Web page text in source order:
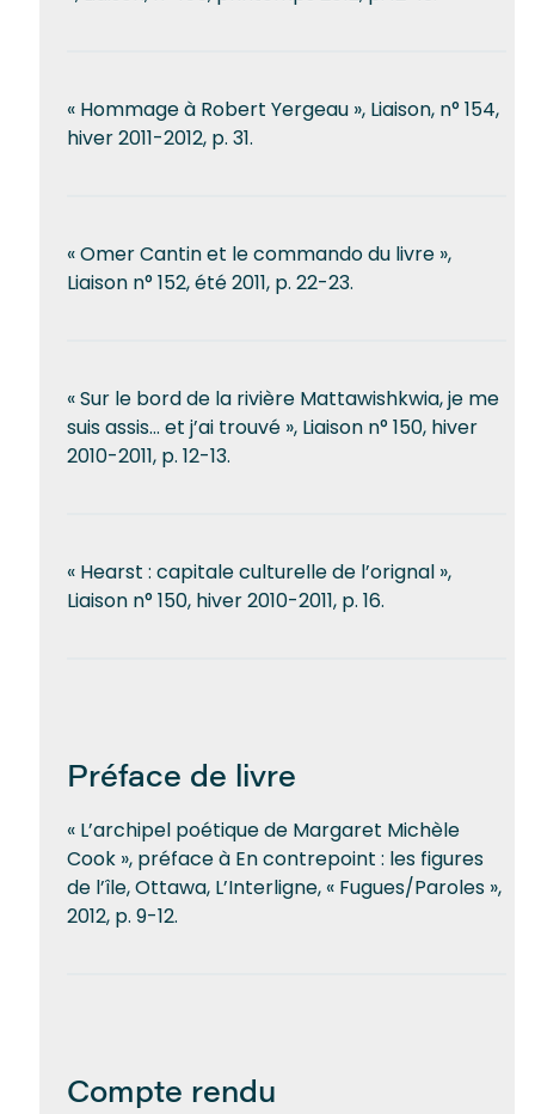
« Hommage à Robert Yergeau », Liaison, n° 154,
hiver 2011-2012, p. 31.
« Omer Cantin et le commando du livre »,
Liaison n° 152, été 2011, p. 22-23.
« Sur le bord de la rivière Mattawishkwia, je me
suis assis… et j’ai trouvé », Liaison n° 150, hiver
2010-2011, p. 12-13.
« Hearst : capitale culturelle de l’orignal »,
Liaison n° 150, hiver 2010-2011, p. 16.
Préface de livre
« L’archipel poétique de Margaret Michèle
Cook », préface à En contrepoint : les figures
de l’île, Ottawa, L’Interligne, « Fugues/Paroles »,
2012, p. 9-12.
Compte rendu